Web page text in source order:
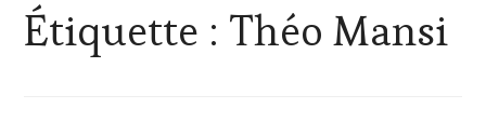
Étiquette : Théo Mansi